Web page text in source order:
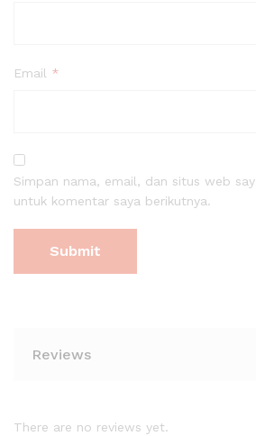
Email *
Simpan nama, email, dan situs web
untuk komentar saya berikutnya.
Reviews
There are no reviews yet.